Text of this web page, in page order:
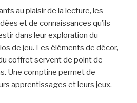
au plaisir de la lecture, les
et de connaissances qu’ils
dans leur exploration du
de jeu. Les éléments de décor,
coffret servent de point de
Une comptine permet de
apprentissages et leurs jeux.